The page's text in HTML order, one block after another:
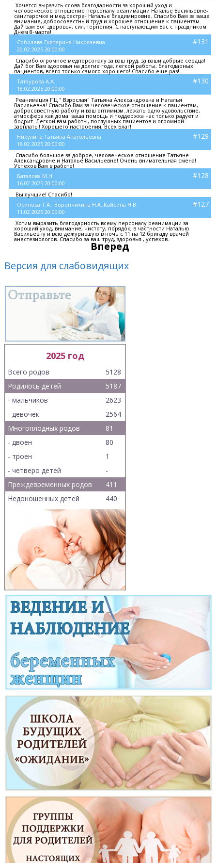
Хочется выразить слова благодарности за хороший уход и
человеческое отношение персоналу реанимации Наталье Васильевне-
санитарочке и мед.сестре- Наталье Владимировне. Спасибо Вам за ваше
внимание, добросовестный труд и хорошее отношение к пациентам.
Дай вам Бог здоровья, сил, терпения. С наступающим Вас с праздником
Днем 8-марта!
Соболева Екатерина Николаевна
20.02.2025 20:00:00
#131
Спасибо огромное медперсоналу за ваш труд, за ваши добрые сердца!
Дай бог Вам здоровья на долгие года, легкой работы, благодарных
пациентов, всего только самого хорошего! Спасибо еще раз!
Татаурова А.А.
18.02.2025 20:00:00
#130
Реанимация ПЦ " Взрослая" Татьяна Александровна и Наталья
Васильевна! Спасибо Вам за человеческое отношение к пациентам,
добросовестную работу и ваш оптимизм. лежать одно удовольствие,
атмосфера как дома. ваша помощь и поддержка нас только радует и
бодрит. Легкой вам работы, послушных пациентов и огромной
зарплаты! Хорошего настроения, Всех Благ!
Никулина Татьяна Анатольевна
18.02.2025 20:00:00
#129
Спасибо большое за доброе, человеческое отношение Татьяне
Александровне и Наталье Васильевне! Очень внимательная смена!
Успехов Вам в работе!
Баталова М.Н.
16.02.2025 20:00:00
#128
Вы лучшие! Спасибо!
Осипова Т.А., Ворончихина Н.А.,Кайсина Н.В.
11.02.2025 20:00:00
#127
Хотим выразить благодарность всему персоналу реанимации за
хороший уход, внимание, чистоту, порядок, в частности Наталью
Васильевну и всю дежурившую в ночь с 11 на 12 бригаду врачей
анестезиологов. Спасибо за ваш труд, здоровья , успехов.
Вперед
Версия для слабовидящих
2025 год
Всего родов
5128
Родилось детей
5187
- мальчиков
2623
- девочек
2564
Многоплодных родов
81
- двоен
80
- троен
1
- четверо детей
-
Преждевременных родов
411
Недоношенных детей
440